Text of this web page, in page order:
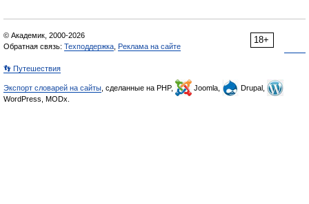
18+
© Академик, 2000-2026
Обратная связь: Техподдержка Реклама на сайте
👣 Путешествия
Экспорт словарей на сайты , сделанные на PHP, Joomla,
Drupal,
WordPress, MODx.